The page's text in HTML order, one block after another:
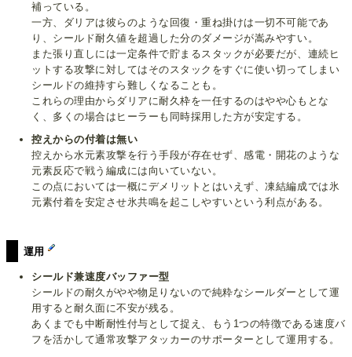
補っている。
一方、ダリアは彼らのような回復・重ね掛けは一切不可能であ
り、シールド耐久値を超過した分のダメージが嵩みやすい。
また張り直しには一定条件で貯まるスタックが必要だが、連続ヒ
ットする攻撃に対してはそのスタックをすぐに使い切ってしまい
シールドの維持すら難しくなることも。
これらの理由からダリアに耐久枠を一任するのはやや心もとな
く、多くの場合はヒーラーも同時採用した方が安定する。
控えからの付着は無い
控えから水元素攻撃を行う手段が存在せず、感電・開花のような
元素反応で戦う編成には向いていない。
この点においては一概にデメリットとはいえず、凍結編成では氷
元素付着を安定させ氷共鳴を起こしやすいという利点がある。
運用
シールド兼速度バッファー型
シールドの耐久がやや物足りないので純粋なシールダーとして運
用すると耐久面に不安が残る。
あくまでも中断耐性付与として捉え、もう1つの特徴である速度バ
フを活かして通常攻撃アタッカーのサポーターとして運用する。